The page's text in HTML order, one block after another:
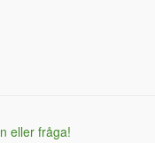
eller fråga!